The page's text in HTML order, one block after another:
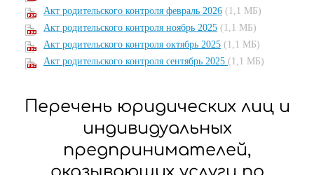
Акт родительского контроля февраль 2026 (1,1 МБ)
Акт родительского контроля ноябрь 2025 (1,1 МБ)
Акт родительского контроля октябрь 2025 (1,1 МБ)
Акт родительского контроля сентябрь 2025 (1,1 МБ)
Перечень юридических лиц и
индивидуальных
предпринимателей,